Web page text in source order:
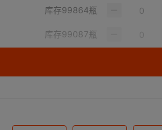
库存99864瓶
库存99087瓶